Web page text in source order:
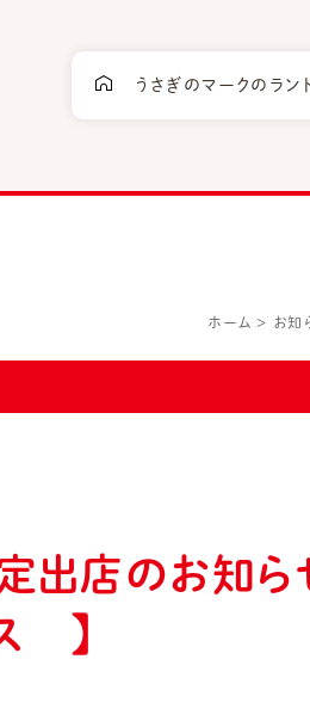
うさぎのマークのラン
ホーム お知
出店のお知
】